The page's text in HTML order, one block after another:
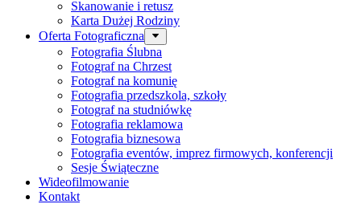
Skanowanie i retusz
Karta Dużej Rodziny
Oferta Fotograficzna
Fotografia Ślubna
Fotograf na Chrzest
Fotograf na komunię
Fotografia przedszkola, szkoły
Fotograf na studniówkę
Fotografia reklamowa
Fotografia biznesowa
Fotografia eventów, imprez firmowych, konferencji
Sesje Świąteczne
Wideofilmowanie
Kontakt